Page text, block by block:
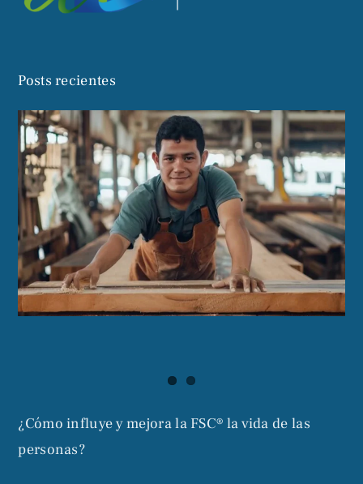
Posts recientes
¿Cómo influye y mejora la FSC® la vida de las
personas?